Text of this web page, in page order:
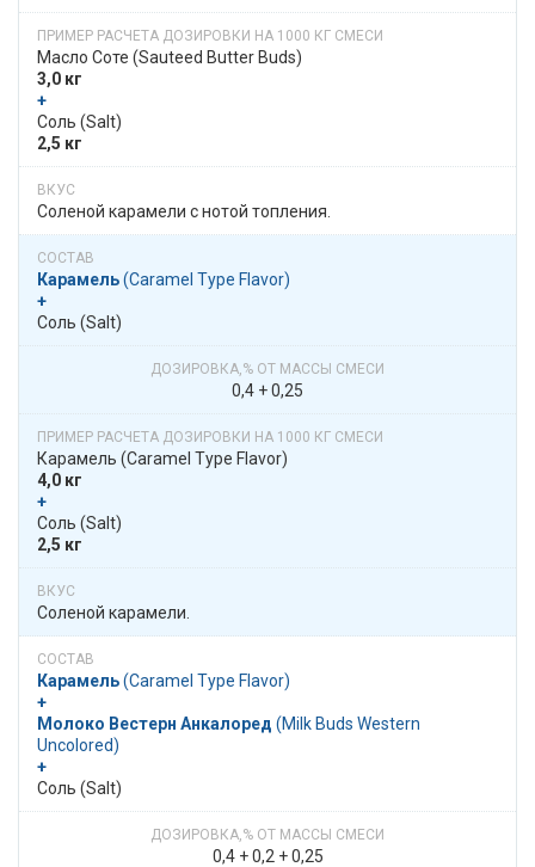
Масло Соте​​ (Sauteed Butter Buds)
3,0 кг
+
Соль (Salt)
2,5 кг
Соленой карамели с нотой топления.
Карамель​​ (Caramel Type Flavor)
+
Соль (Salt)
0,4 + 0,25
Карамель​​ (Caramel Type Flavor)
4,0 кг
+
Соль (Salt)
2,5 кг
Соленой карамели.
Карамель​​ (Caramel Type Flavor)
+
Молоко Вестерн Анкалоред ​​ (Milk Buds Western
Uncolored)
+
Соль (Salt)
0,4 + 0,2 + 0,25